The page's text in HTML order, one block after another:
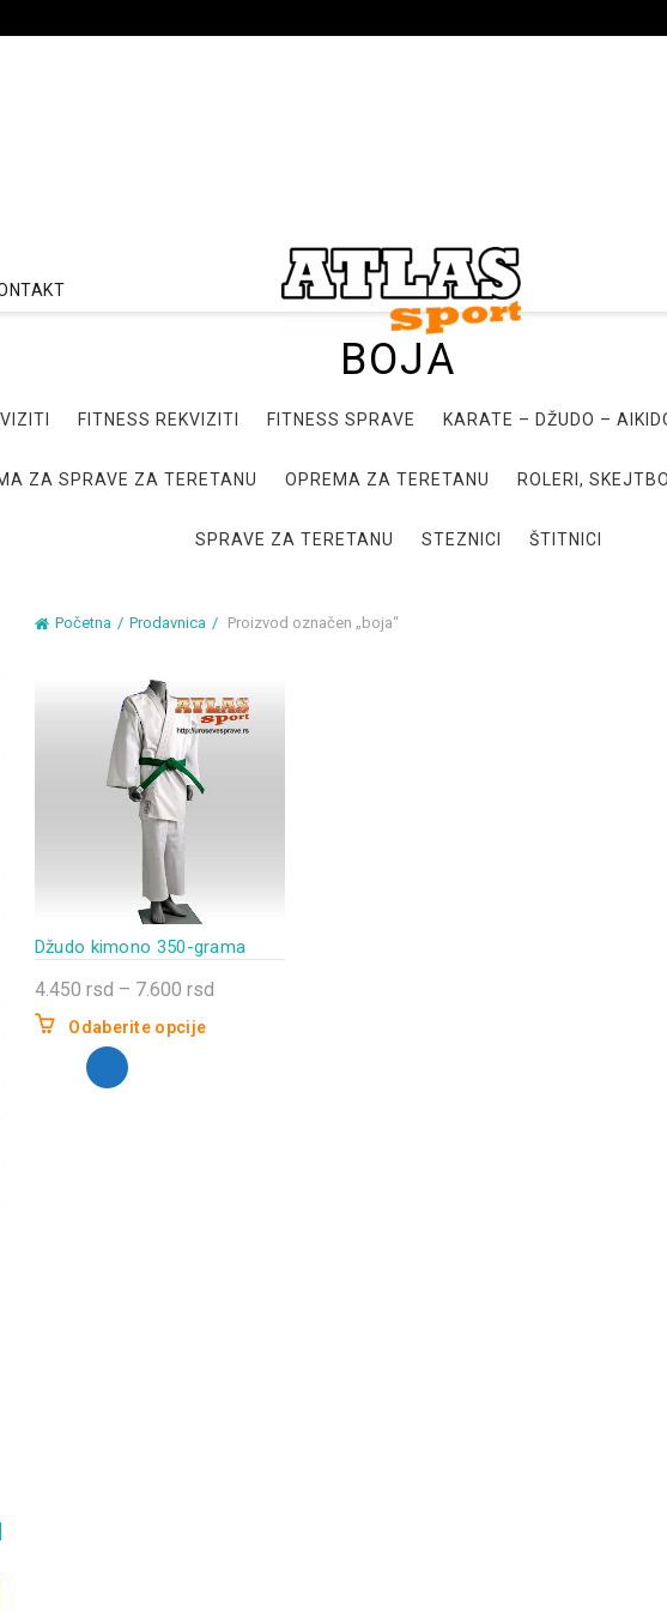
BOJA
FITNESS REKVIZITI FITNESS SPRAVE KARATE – DŽUDO –
ZA SPRAVE ZA TERETANU OPREMA ZA TERETANU ROLERI,
SPRAVE ZA TERETANU STEZNICI ŠTITNICI
Početna Prodavnica Proizvod označen „boja“
Džudo kimono 350-grama
4.450 rsd – 7.600 rsdRaspon
Odaberite opcije
proizvod